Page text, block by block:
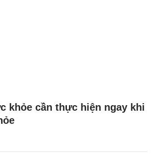
khỏe cần thực hiện ngay khi